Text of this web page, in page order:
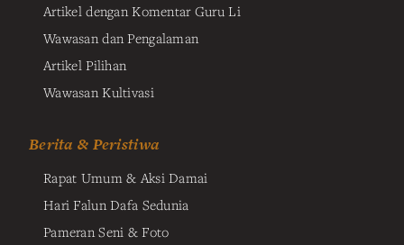
Artikel dengan Komentar Guru Li
Wawasan dan Pengalaman
Artikel Pilihan
Wawasan Kultivasi
Berita & Peristiwa
Rapat Umum & Aksi Damai
Hari Falun Dafa Sedunia
Pameran Seni & Foto